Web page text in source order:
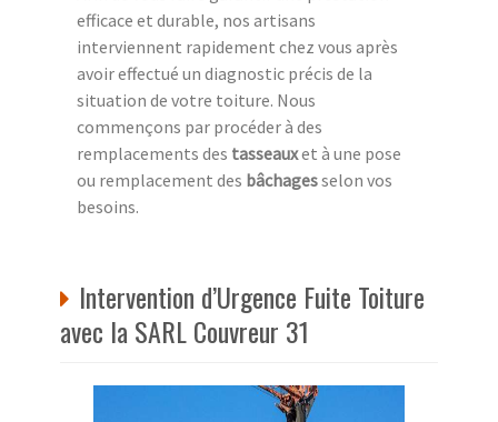
efficace et durable, nos artisans
interviennent rapidement chez vous après
avoir effectué un diagnostic précis de la
situation de votre toiture. Nous
commençons par procéder à des
remplacements des tasseauxet à une pose
ou remplacement des bâchagesselon vos
besoins.
Intervention d’Urgence Fuite Toiture
avec la SARL Couvreur 31